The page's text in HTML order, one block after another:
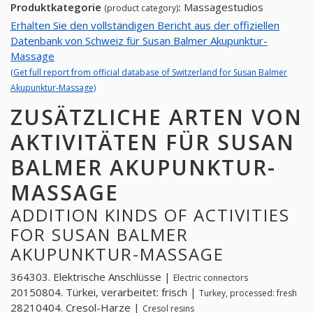
Produktkategorie (product category): Massagestudios
Erhalten Sie den vollständigen Bericht aus der offiziellen
Datenbank von Schweiz für Susan Balmer Akupunktur-
Massage
(Get full report from official database of Switzerland for Susan Balmer
Akupunktur-Massage)
ZUSÄTZLICHE ARTEN VON
AKTIVITÄTEN FÜR SUSAN
BALMER AKUPUNKTUR-
MASSAGE
ADDITION KINDS OF ACTIVITIES
FOR SUSAN BALMER
AKUPUNKTUR-MASSAGE
364303. Elektrische Anschlüsse | Electric connectors
20150804. Türkei, verarbeitet: frisch | Turkey, processed: fresh
28210404. Cresol-Harze | Cresol resins